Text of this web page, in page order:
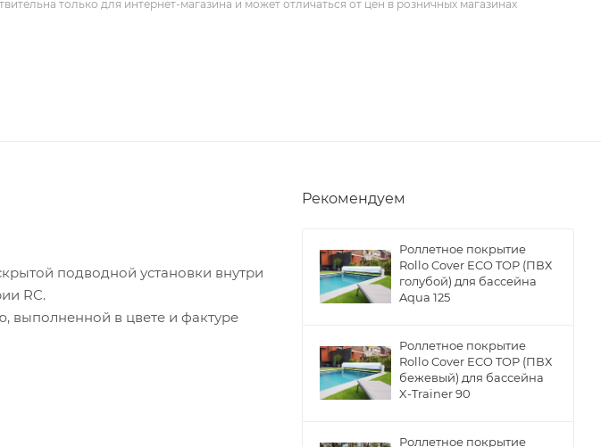
только для интернет-магазина и может отличаться от цен в розничных магазинах
подводной установки внутри
RC.
выполненной в цвете и фактуре
Рекомендуем
Роллетное покрытие
Rollo Cover ECO TOP (ПВХ
голубой) для бассейна
Aqua 125
Роллетное покрытие
Rollo Cover ECO TOP (ПВХ
бежевый) для бассейна
X-Trainer 90
Роллетное покрытие